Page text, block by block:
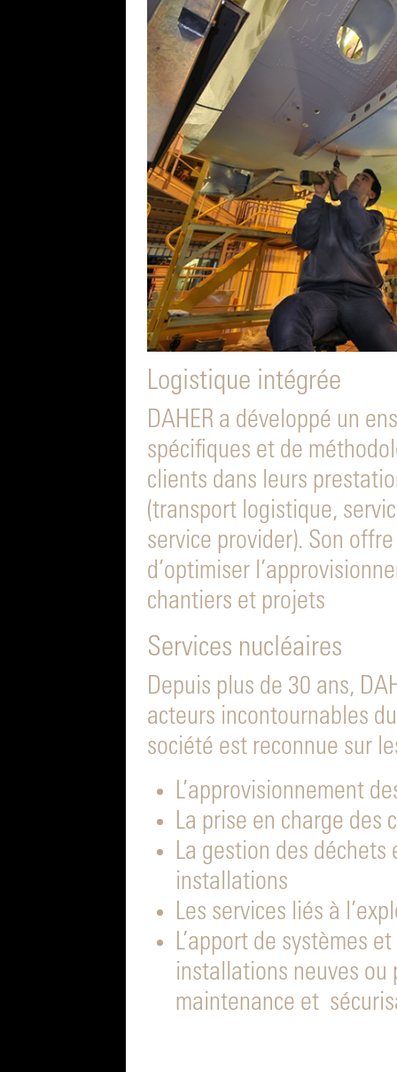
Logistique intégrée
DAHER a développé un
spécifiques et de
clients dans leurs
(transport logistique,
service provider). Son
d’optimiser
chantiers et projets
Services nucléaires
Depuis plus de 30 ans,
acteurs incontournables
société est reconnue sur
L’approvisionnement
La prise en charge des
La gestion des
installations
Les services liés à
L’apport de systèmes
installations neuves
maintenance et